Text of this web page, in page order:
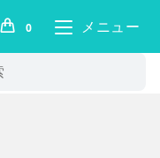
0 メニュー